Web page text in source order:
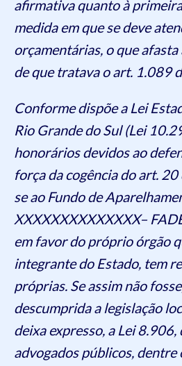
afirmativa quanto à
medida em que se deve
orçamentárias, o que
de que tratava o art. 1.089
Conforme dispõe a Lei
Rio Grande do Sul (Lei
honorários devidos ao
força da cogência do art.
se ao Fundo de
XXXXXXXXXXXXXX–
em favor do próprio órgão
integrante do Estado, tem
próprias. Se assim não
descumprida a legislação
deixa expresso, a Lei
advogados públicos, dentre